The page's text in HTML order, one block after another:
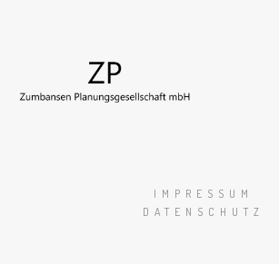
IMPRESSUM
DATENSCHUTZ